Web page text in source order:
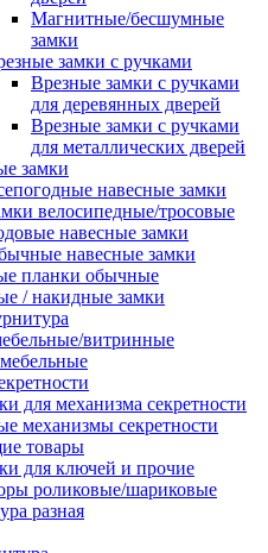
Магнитные/бесшумные
замки
замки с ручками
Врезные замки с ручками
для деревянных дверей
Врезные замки с ручками
для металлических дверей
замки
навесные замки
велосипедные/тросовые
навесные замки
навесные замки
планки обычные
/ накидные замки
витринные
для механизма секретности
механизмы секретности
товары
для ключей и прочие
роликовые/шариковые
разная